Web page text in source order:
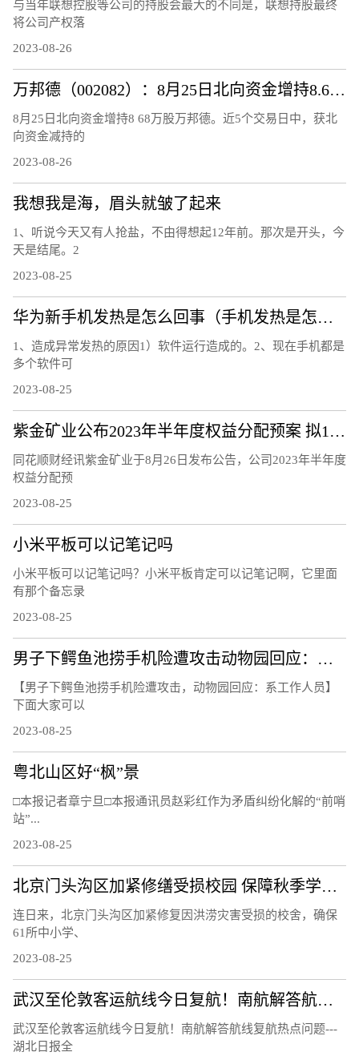
与当年联想控股等公司的持股会最大的不同是，联想持股最终
将公司产权落
2023-08-26
万邦德（002082）：8月25日北向资金增持8.68万股
8月25日北向资金增持8 68万股万邦德。近5个交易日中，获北
向资金减持的
2023-08-26
我想我是海，眉头就皱了起来
1、听说今天又有人抢盐，不由得想起12年前。那次是开头，今
天是结尾。2
2023-08-25
华为新手机发热是怎么回事（手机发热是怎么回事）
1、造成异常发热的原因1）软件运行造成的。2、现在手机都是
多个软件可
2023-08-25
紫金矿业公布2023年半年度权益分配预案 拟10派0.5元
同花顺财经讯紫金矿业于8月26日发布公告，公司2023年半年度
权益分配预
2023-08-25
小米平板可以记笔记吗
小米平板可以记笔记吗？小米平板肯定可以记笔记啊，它里面
有那个备忘录
2023-08-25
男子下鳄鱼池捞手机险遭攻击动物园回应：系工作人员 具体是怎么回事？
【男子下鳄鱼池捞手机险遭攻击，动物园回应：系工作人员】
下面大家可以
2023-08-25
粤北山区好“枫”景
□本报记者章宁旦□本报通讯员赵彩红作为矛盾纠纷化解的“前哨
站”...
2023-08-25
北京门头沟区加紧修缮受损校园 保障秋季学期如期开学
连日来，北京门头沟区加紧修复因洪涝灾害受损的校舍，确保
61所中小学、
2023-08-25
武汉至伦敦客运航线今日复航！南航解答航线复航热点问题
武汉至伦敦客运航线今日复航！南航解答航线复航热点问题---
湖北日报全